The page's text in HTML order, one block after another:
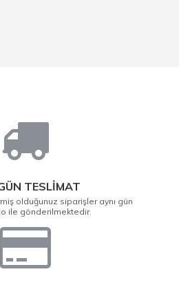
TESLİMAT
olduğunuz siparişler aynı gün
ile gönderilmektedir.